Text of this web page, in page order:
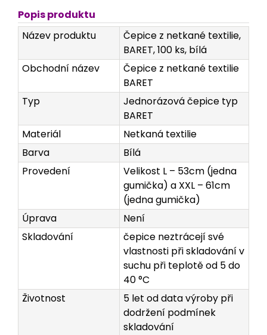
Popis produktu
Název produktu
Čepice z netkané textilie,
BARET, 100 ks, bílá
Obchodní název
Čepice z netkané textilie
BARET
Typ
Jednorázová čepice typ
BARET
Materiál
Netkaná textilie
Barva
Bílá
Provedení
Velikost L – 53cm (jedna
gumička) a XXL – 61cm
(jedna gumička)
Úprava
Není
Skladování
čepice neztrácejí své
vlastnosti při skladování v
suchu při teplotě od 5 do
40 °C
Životnost
5 let od data výroby při
dodržení podmínek
skladování